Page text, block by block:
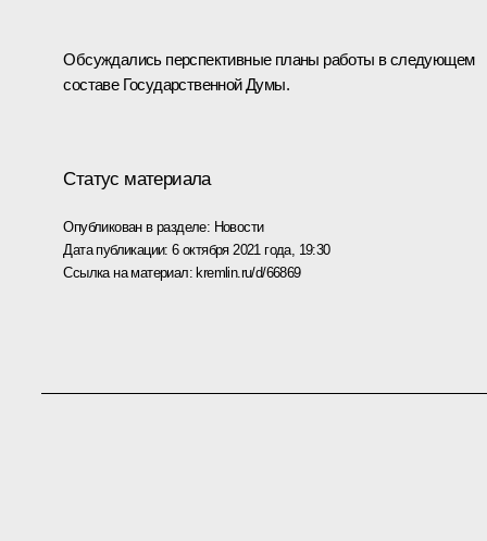
Обсуждались перспективные планы работы в следующем
составе Государственной Думы.
Статус материала
Опубликован в разделе: Новости
Дата публикации:6 октября 2021 года, 19:30
Ссылка на материал: kremlin.ru/d/66869